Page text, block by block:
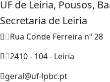
UF de Leiria, Pousos,
Secretaria de Leiria
Rua Conde Ferreira nº 28
2410 - 104 - Leiria
geral@uf-lpbc.pt